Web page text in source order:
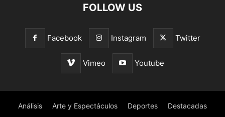
FOLLOW US
Facebook Instagram Twitter
Vimeo Youtube
Análisis Arte y Espectáculos Deportes Destacadas